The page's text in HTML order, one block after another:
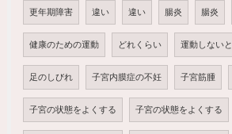
更年期障害 違い 違い 腸炎 腸炎
健康のための運動 どれくらい 運動しないと
足のしびれ 子宮内膜症の不妊 子宮筋腫
子宮の状態をよくする 子宮の状態をよくする